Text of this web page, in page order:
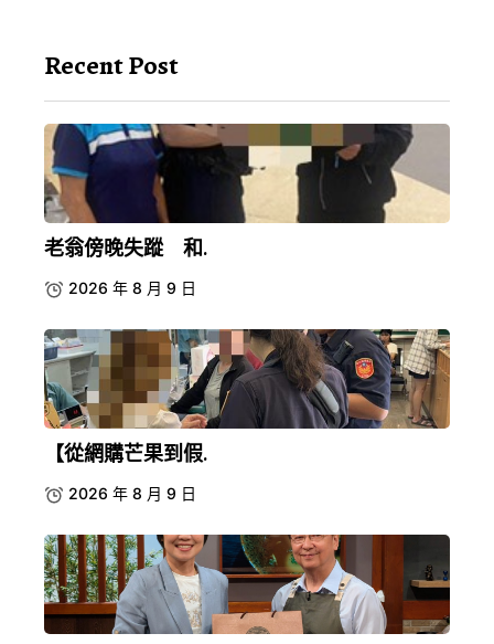
Recent Post
老翁傍晚失蹤 和.
2026 年 8 月 9 日
【從網購芒果到假.
2026 年 8 月 9 日